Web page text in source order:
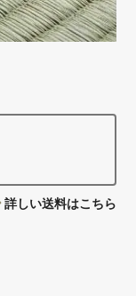
詳しい送料はこちら